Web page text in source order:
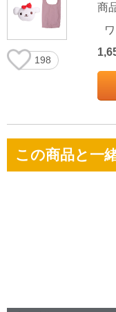
198
商
この商品と一